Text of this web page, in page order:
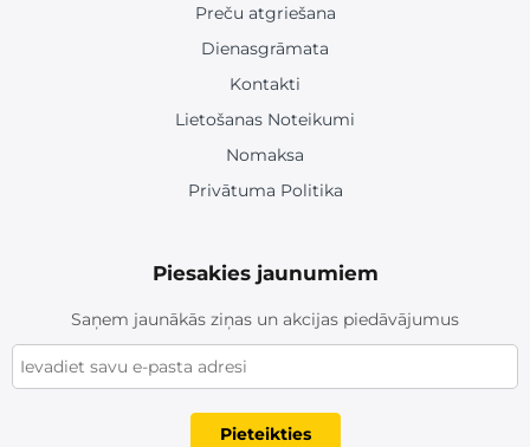
Preču atgriešana
Dienasgrāmata
Kontakti
Lietošanas Noteikumi
Nomaksa
Privātuma Politika
Piesakies jaunumiem
Saņem jaunākās ziņas un akcijas piedāvājumus
Pieteikties